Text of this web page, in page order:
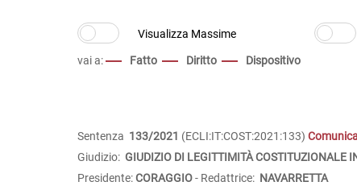
vai a: Fatto Diritto Dispositivo
Sentenza 133/2021 (ECLI:IT:COST:2021:133)
Giudizio: GIUDIZIO DI LEGITTIMITÀ COSTITUZIONALE
Presidente:CORAGGIO- Redattrice: NAVARRETTA